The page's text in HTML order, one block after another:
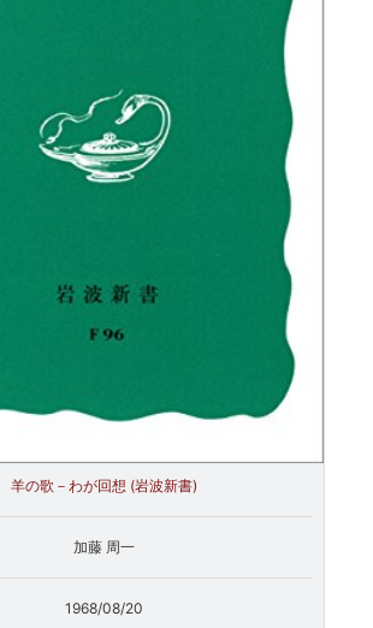
羊の歌－わが回想 (岩波新書)
加藤 周一
1968/08/20